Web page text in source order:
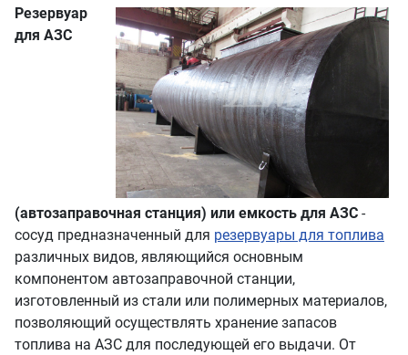
Резервуар
для АЗС
(автозаправочная станция) или емкость для АЗС -
сосуд предназначенный для резервуары для топлива
различных видов, являющийся основным
компонентом автозаправочной станции,
изготовленный из стали или полимерных материалов,
позволяющий осуществлять хранение запасов
топлива на АЗС для последующей его выдачи. От